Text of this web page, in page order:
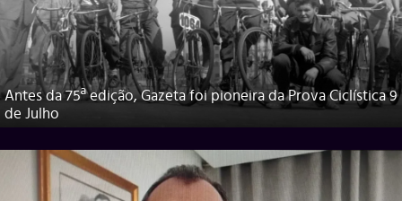
Antes da 75ª edição, Gazeta foi pioneira da Prova Ciclística 9
de Julho